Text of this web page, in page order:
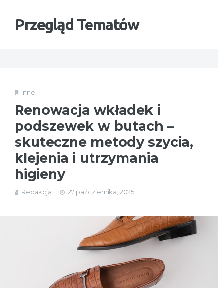
Przegląd Tematów
Inne
Renowacja wkładek i
podszewek w butach –
skuteczne metody szycia,
klejenia i utrzymania
higieny
Redakcja 27 października, 2025